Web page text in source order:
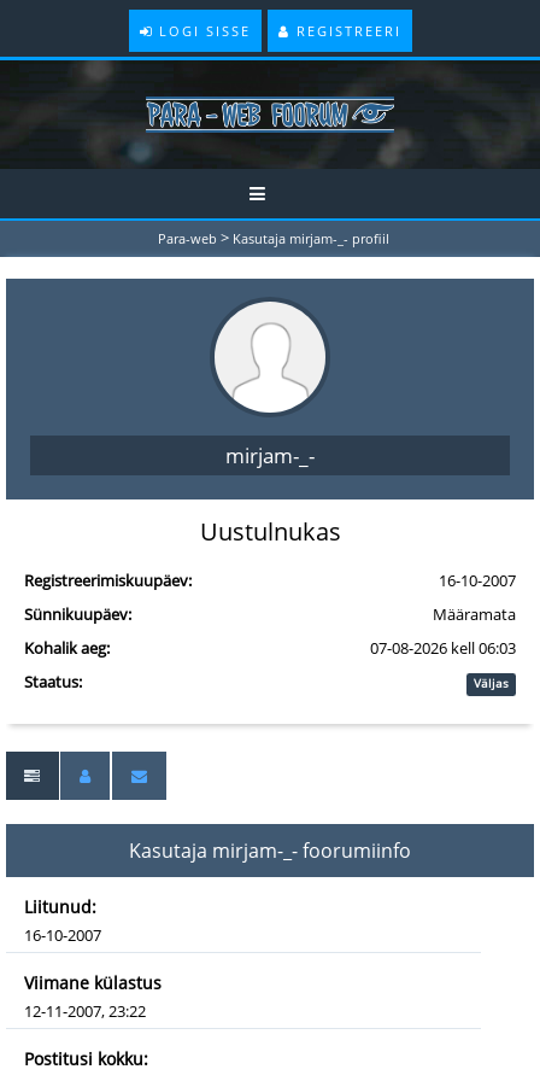
LOGI SISSE REGISTREERI
Para-web > Kasutaja mirjam-_- profiil
mirjam-_-
Uustulnukas
Registreerimiskuupäev:
16-10-2007
Sünnikuupäev:
Määramata
Kohalik aeg:
07-08-2026 kell 06:03
Staatus:
Väljas
Kasutaja mirjam-_- foorumiinfo
Liitunud:
16-10-2007
Viimane külastus
12-11-2007, 23:22
Postitusi kokku: